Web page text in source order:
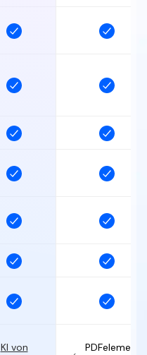
KI von
PDFelement